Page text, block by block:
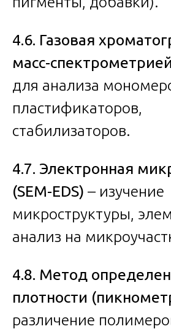
4.6. Газовая
масс-
для анализа
пластификаторов,
стабилизаторов.
4.7. Электронная
(SEM-EDS) – изучение
микроструктуры,
анализ на
4.8. Метод
плотности
различение